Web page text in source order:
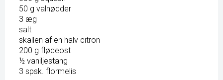
50 g valnødder
3 æg
salt
skallen af en halv citron
200 g flødeost
½ vaniljestang
3 spsk. flormelis